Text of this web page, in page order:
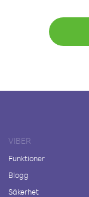
VIBER
Funktioner
Blogg
Säkerhet